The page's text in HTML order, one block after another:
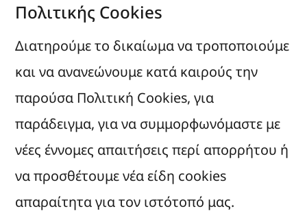
Πολιτικής Cookies
Διατηρούμε το δικαίωμα να τροποποιούμε
και να ανανεώνουμε κατά καιρούς την
παρούσα Πολιτική Cookies, για
παράδειγμα, για να συμμορφωνόμαστε με
νέες έννομες απαιτήσεις περί απορρήτου ή
να προσθέτουμε νέα είδη cookies
απαραίτητα για τον ιστότοπό μας.